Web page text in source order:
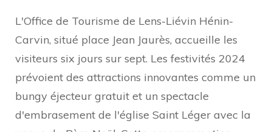
L'Office de Tourisme de Lens-Liévin Hénin-
Carvin, situé place Jean Jaurès, accueille les
visiteurs six jours sur sept. Les festivités 2024
prévoient des attractions innovantes comme un
bungy éjecteur gratuit et un spectacle
d'embrasement de l'église Saint Léger avec la